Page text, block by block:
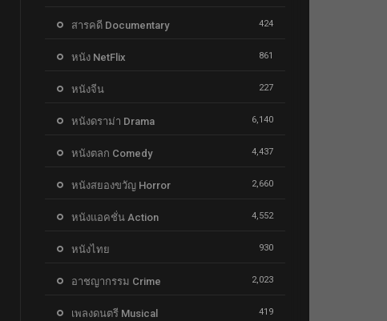
สารคดี Documentary 424
หนัง NetFlix 861
หนังจีน 227
หนังดราม่า Drama 6,140
หนังตลก Comedy 4,437
หนังสยองขวัญ Horror 2,660
หนังแอคชั่น Action 4,552
หนังไทย 930
อาชญากรรม Crime 2,023
เพลงดนตรี Musical 419